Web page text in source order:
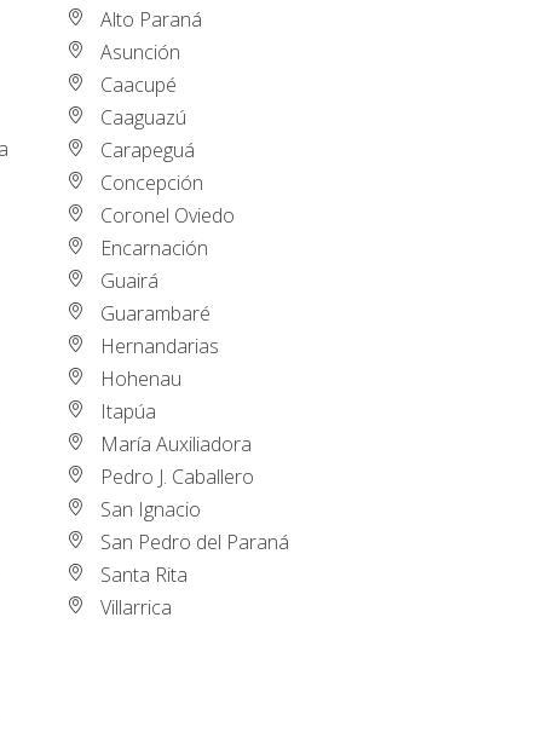
Alto Paraná
Asunción
Caacupé
Caaguazú
Carapeguá
Concepción
Coronel Oviedo
Encarnación
Guairá
Guarambaré
Hernandarias
Hohenau
Itapúa
María Auxiliadora
Pedro J. Caballero
San Ignacio
San Pedro del Paraná
Santa Rita
Villarrica